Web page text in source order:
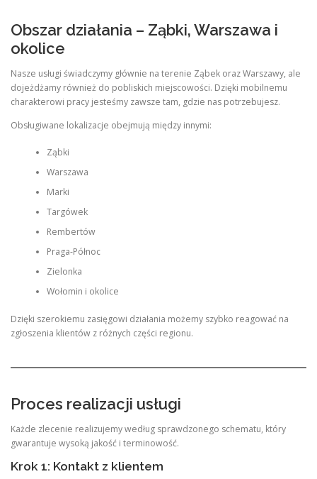
Obszar działania – Ząbki, Warszawa i
okolice
Nasze usługi świadczymy głównie na terenie Ząbek oraz Warszawy, ale
dojeżdżamy również do pobliskich miejscowości. Dzięki mobilnemu
charakterowi pracy jesteśmy zawsze tam, gdzie nas potrzebujesz.
Obsługiwane lokalizacje obejmują między innymi:
Ząbki
Warszawa
Marki
Targówek
Rembertów
Praga-Północ
Zielonka
Wołomin i okolice
Dzięki szerokiemu zasięgowi działania możemy szybko reagować na
zgłoszenia klientów z różnych części regionu.
Proces realizacji usługi
Każde zlecenie realizujemy według sprawdzonego schematu, który
gwarantuje wysoką jakość i terminowość.
Krok 1: Kontakt z klientem